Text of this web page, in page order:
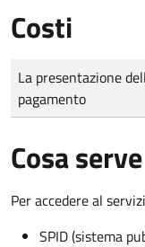
Costi
Tipo di pagamento
Importo
La presentazione
pagamento
Cosa serve
Per accedere al
SPID (sistema